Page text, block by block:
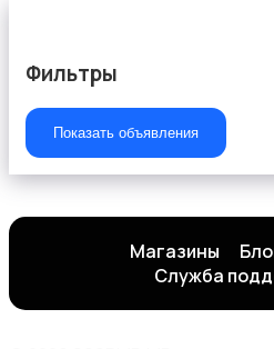
Фильтры
Показать объявления
Магазины
Служба